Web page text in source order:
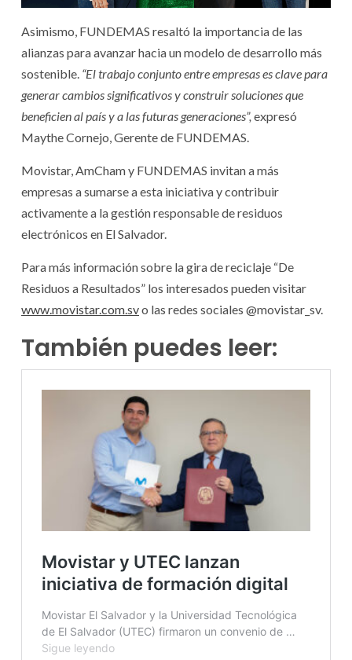
Asimismo, FUNDEMAS resaltó la importancia de las
alianzas para avanzar hacia un modelo de desarrollo más
sostenible. “El trabajo conjunto entre empresas es clave para
generar cambios significativos y construir soluciones que
beneficien al país y a las futuras generaciones”, expresó
Maythe Cornejo, Gerente de FUNDEMAS.
Movistar, AmCham y FUNDEMAS invitan a más
empresas a sumarse a esta iniciativa y contribuir
activamente a la gestión responsable de residuos
electrónicos en El Salvador.
Para más información sobre la gira de reciclaje “De
Residuos a Resultados” los interesados pueden visitar
www.movistar.com.svo las redes sociales @movistar_sv.
También puedes leer: